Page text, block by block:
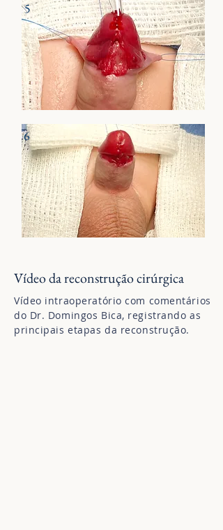
5
6
Vídeo da reconstrução cirúrgica
Vídeo intraoperatório com comentários
do Dr. Domingos Bica, registrando as
principais etapas da reconstrução.